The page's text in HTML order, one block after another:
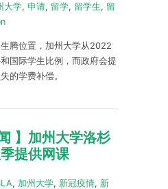
大学, 申请, 留学, 留学生, 留
腾位置，加州大学从2022
国际学生比例，而政府会提
的学费补偿。
】加州大学洛杉
提供网课
, 加州大学, 新冠疫情, 新